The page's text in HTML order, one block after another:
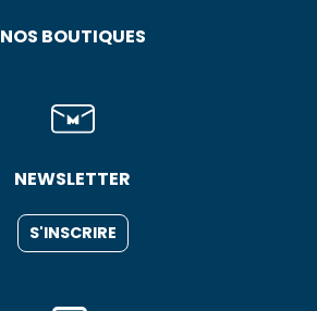
NOS BOUTIQUES
NEWSLETTER
S'INSCRIRE